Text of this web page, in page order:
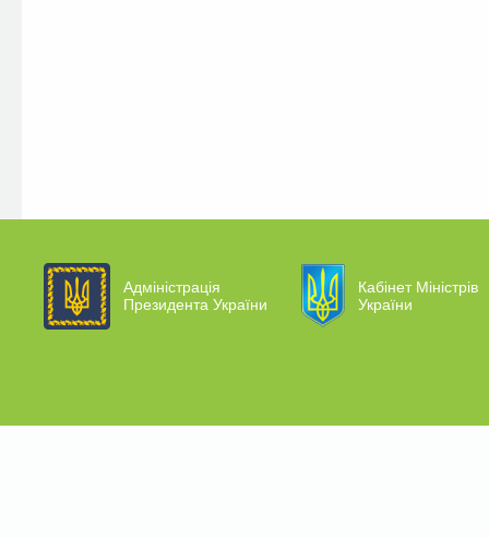
Адміністрація
Президента України
Кабінет Міністрів
України